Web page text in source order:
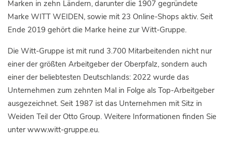
Marken in zehn Ländern, darunter die 1907 gegründete
Marke WITT WEIDEN, sowie mit 23 Online-Shops aktiv. Seit
Ende 2019 gehört die Marke heine zur Witt-Gruppe.
Die Witt-Gruppe ist mit rund 3.700 Mitarbeitenden nicht nur
einer der größten Arbeitgeber der Oberpfalz, sondern auch
einer der beliebtesten Deutschlands: 2022 wurde das
Unternehmen zum zehnten Mal in Folge als Top-Arbeitgeber
ausgezeichnet. Seit 1987 ist das Unternehmen mit Sitz in
Weiden Teil der Otto Group. Weitere Informationen finden Sie
unter www.witt-gruppe.eu.